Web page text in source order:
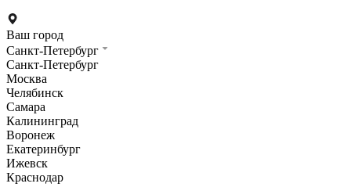
Ваш город
Санкт-Петербург
Санкт-Петербург
Москва
Челябинск
Самара
Калининград
Воронеж
Екатеринбург
Ижевск
Краснодар